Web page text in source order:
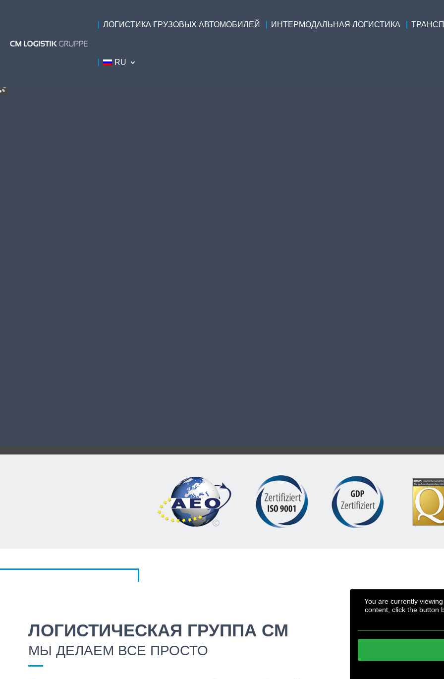
ЛОГИСТИКА ГРУЗОВЫХ АВТОМОБИЛЕЙ ИНТЕРМОДАЛЬНАЯ ЛОГИСТИКА
RU
ЛОГИСТИЧЕСКАЯ ГРУППА CM
МЫ ДЕЛАЕМ ВСЕ ПРОСТО
You are currently
content, click the button